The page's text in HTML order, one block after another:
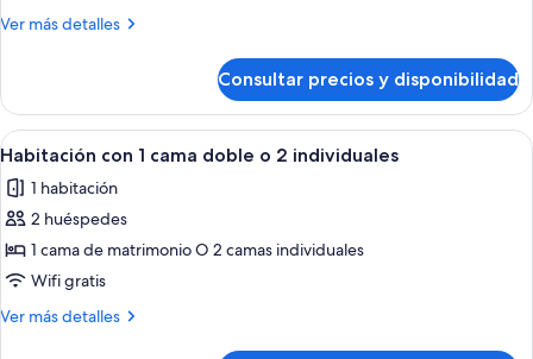
Ver más detalles
Más
junior
Consultar precios y disponibilidad
Abrir
todas
las
fotos
de
Habitación
con
Habitación de hotel con una cama
5
Habitación con 1 cama doble o 2 individuales
1 habitación
2 huéspedes
1 cama de matrimonio O 2 camas individuales
Wifi gratis
Ver más detalles
Más